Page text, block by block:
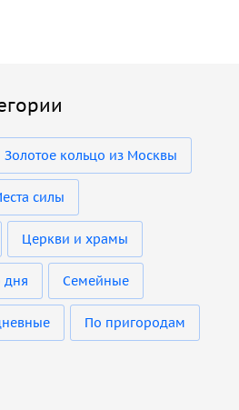
Золотое кольцо из Москвы
силы
Церкви и храмы
дня Семейные
По пригородам